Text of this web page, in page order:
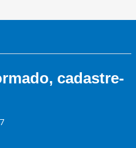
cadastre-